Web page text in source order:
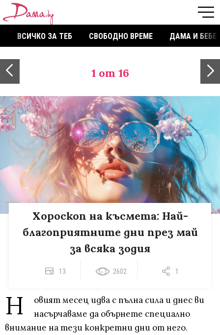
ВСИЧКО ЗА ТЕБ СВОБОДНО ВРЕМЕ ДАМА И БЕБЕ
1 от 16
Хороскоп на късмета: Най-
благоприятните дни през май
за всяка зодия
13 2602 1
Н
овият месец идва с пълна сила и днес ви
насърчаваме да обърнете специално
внимание на тези конкретни дни от него.